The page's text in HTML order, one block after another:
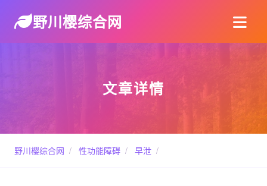
野川樱综合网
文章详情
野川樱综合网 / 性功能障碍 / 早泄 /